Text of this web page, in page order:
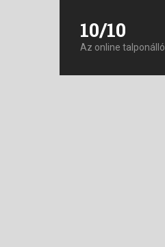
10/10
Az online talponálló